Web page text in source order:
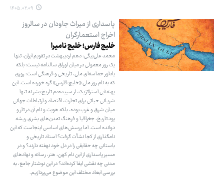
۱۴۰۵.۰۲.۰۹
پاسداری از میراث جاودان در سالروز
اخراج استعمارگران
خلیج فارس؛ خلیج نامیرا
محمد علی‌بیگی: دهم اردیبهشت در تقویم ایران، تنها
یک روز معمولی در میان اوراق سالنامه نیست؛ بلکه
یادآور حماسه‌ای ملی، تاریخی و فرهنگی است؛ روزی
که به نام روز ملی «خلیج فارس» گره خورده است. این
پهنه آبی استراتژیک، از سپیده‌دم تاریخ بشر نه تنها
شریانی حیاتی برای تجارت، اقتصاد و ارتباطات جهانی
میان شرق و غرب بوده، بلکه هویت و نام آن در تار و
پود تاریخ، جغرافیا و فرهنگ تمدن‌های بشری ریشه
دوانده است. اما پرسش‌های اساسی اینجاست که این
نامگذاری از کجا نشأت گرفت؟ اسناد تاریخی و
باستانی چه حقایقی را در دل خود نهفته دارند؟ و در
مسیر پاسداری از این نام کهن، هنر، رسانه و نهادهای
مدنی چه نقشی ایفا کرده‌اند؟ در این نوشتار جامع، به
بررسی ابعاد مختلف این موضوع می‌پردازیم.